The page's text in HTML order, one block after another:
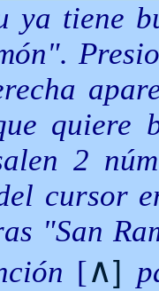
ya tiene
quiere
2
cursor
"San
[∧]